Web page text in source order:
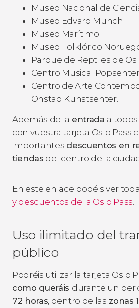
Museo Nacional de
Museo Edvard Munch.
Museo Marítimo.
Museo Folklórico
Parque de Reptiles de
Centro Musical
Centro de Arte
Onstad Kunstsenter.
Además de la entrada a
con vuestra tarjeta Oslo Pass
importantes descuentos en
tiendas del centro de la
En este enlace podéis ver
y descuentos de la Oslo Pass.
Uso ilimitado del
público
Podréis utilizar la tarjeta Oslo
como queráis durante un
72 horas, dentro de las zonas